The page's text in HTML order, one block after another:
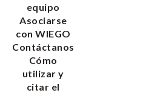
equipo
Asociarse
con WIEGO
Contáctanos
Cómo
utilizar y
citar el